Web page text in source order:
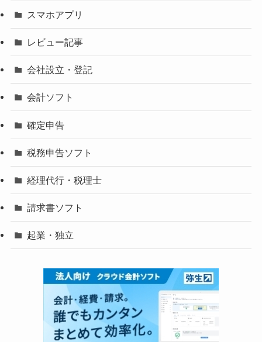
スマホアプリ
レビュー記事
会社設立・登記
会計ソフト
確定申告
税務申告ソフト
経理代行・税理士
請求書ソフト
起業・独立